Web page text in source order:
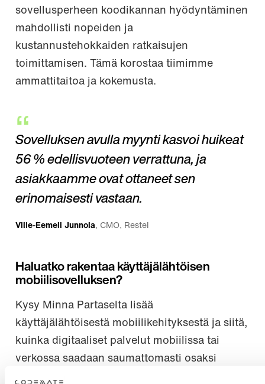
sovellusperheen koodikannan hyödyntäminen
mahdollisti nopeiden ja
kustannustehokkaiden ratkaisujen
toimittamisen. Tämä korostaa tiimimme
ammattitaitoa ja kokemusta.
Sovelluksen avulla myynti kasvoi huikeat
56 % edellisvuoteen verrattuna, ja
asiakkaamme ovat ottaneet sen
erinomaisesti vastaan.
Ville-Eemeli Junnola, CMO, Restel
Haluatko rakentaa käyttäjälähtöisen
mobiilisovelluksen?
Kysy Minna Partaselta lisää
käyttäjälähtöisestä mobiilikehityksestä ja siitä,
kuinka digitaaliset palvelut mobiilissa tai
verkossa saadaan saumattomasti osaksi